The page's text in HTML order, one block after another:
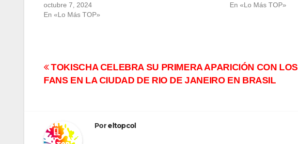
octubre 7, 2024
En «Lo Más TOP»
En «Lo Más TOP»
Navegación
TOKISCHA CELEBRA SU PRIMERA APARICIÓN CON LOS
FANS EN LA CIUDAD DE RIO DE JANEIRO EN BRASIL
Poreltopcol